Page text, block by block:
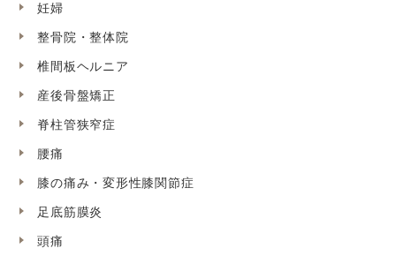
妊婦
整骨院・整体院
椎間板ヘルニア
産後骨盤矯正
脊柱管狭窄症
腰痛
膝の痛み・変形性膝関節症
足底筋膜炎
頭痛